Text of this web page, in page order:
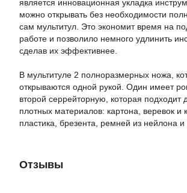
является инновационная укладка
можно открывать без необходимости
сам мультитул. Это экономит время на
работе и позволило немного удлинить
сделав их эффективнее.
В мультитуле 2 полноразмерных ножа,
открываются одной рукой. Один имеет
второй серрейторную, которая подходит
плотных материалов: картона, веревок и
пластика, брезента, ремней из нейлона и
Отзывы